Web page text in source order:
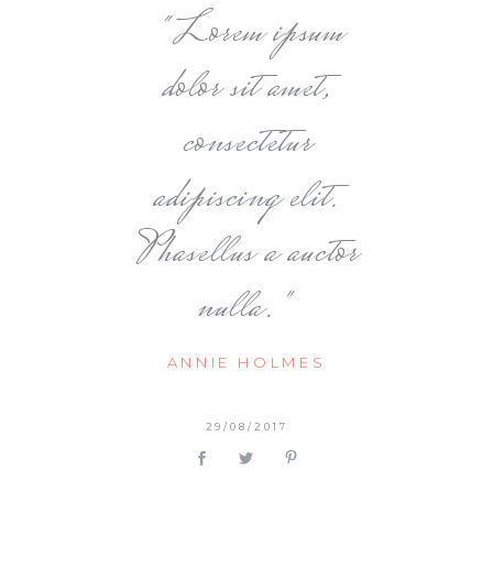
Lorem ipsum
dolor sit amet,
consectetur
adipiscing elit.
Phasellus a auctor
nulla.
ANNIE HOLMES
29/08/2017